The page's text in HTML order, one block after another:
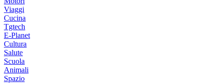
Viaggi
Cucina
Tgtech
E-Planet
Cultura
Salute
Scuola
Animali
Spazio